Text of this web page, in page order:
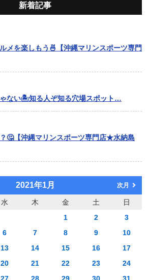
新着記事
メを楽しもう🍜【沖縄マリンスポーツ専門
ない🏝️知る人ぞ知る穴場スポット…
🤔【沖縄マリンスポーツ専門店★水納島
2021年1月 次月
水 木 金 土
日
1
2
3
6 7 8 9
10
13 14 15 16
17
20 21 22 23
24
27 28 29 30 31